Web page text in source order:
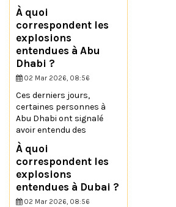
À quoi
correspondent les
explosions
entendues à Abu
Dhabi ?
02 Mar 2026, 08:56
Ces derniers jours,
certaines personnes à
Abu Dhabi ont signalé
avoir entendu des
À quoi
correspondent les
explosions
entendues à Dubai ?
02 Mar 2026, 08:56